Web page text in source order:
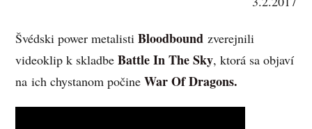
Švédski power metalisti Bloodbound zverejnili
videoklip k skladbe Battle In The Sky, ktorá sa objaví
na ich chystanom počineWar Of Dragons.